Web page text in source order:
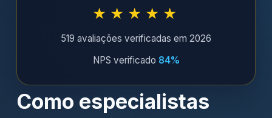
★★★★★
519 avaliações verificadas em 2026
NPS verificado 84%
Como especialistas